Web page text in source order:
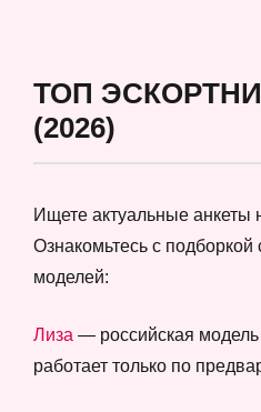
ТОП
(2026)
Ищете актуальные анкеты
Ознакомьтесь с
моделей:
Лиза — российская
работает только по